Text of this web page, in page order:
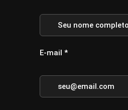
E-mail *